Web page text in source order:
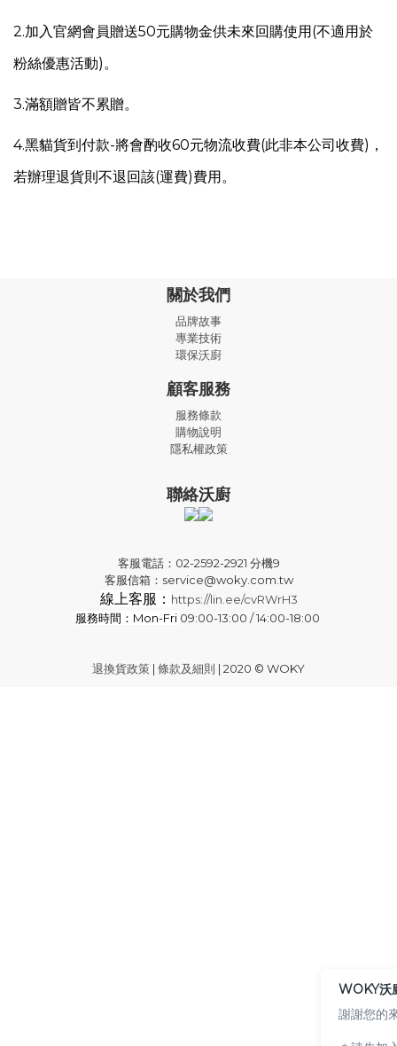
2.加入官網會員贈送50元購物金供未來回購使用(不適用於
粉絲優惠活動)。
3.滿額贈皆不累贈。
4.黑貓貨到付款-將會酌收60元物流收費(此非本公司收費)，
若辦理退貨則不退回該(運費)費用。
關於我們
品牌故事
專業技術
環保沃廚
顧客服務
服務條款
購物說明
隱私權政策
聯絡沃廚
客服電話：02-2592-2921 分機9
客服信箱：service@woky.com.tw
線上客服： https://lin.ee/cvRWrH3
服務時間：Mon-Fri 09:00-13:00 / 14:00-18:00
退換貨政策 | 條款及細則 | 2020 © WOKY
WOKY沃
謝謝您的